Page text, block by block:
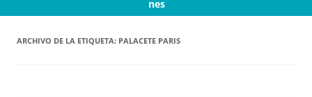
nes
ARCHIVO DE LA ETIQUETA: PALACETE PARIS